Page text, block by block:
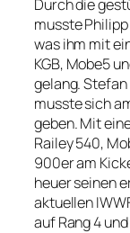
Durch die
musste
was ihm mit
KGB, Mobe5
gelang.
musste sich
geben. Mit
Railey 540,
900er am
heuer seinen
aktuellen
auf Rang 4